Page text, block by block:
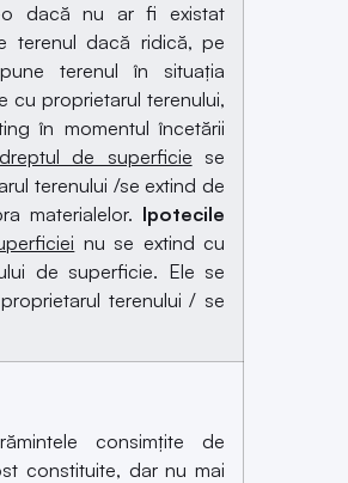
dacă nu ar fi existat
terenul dacă ridică, pe
terenul în situația
cu proprietarul terenului,
în momentul încetării
de superficie se
terenului /se extind de
materialelor. Ipotecile
nu se extind cu
de superficie. Ele se
terenului / se
consimțite de
constituite, dar nu mai